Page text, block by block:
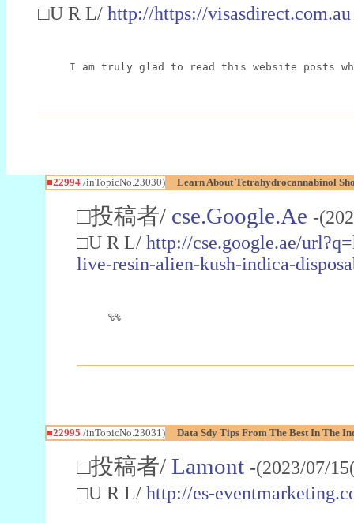
□U R L/ http://https://visasdirect.com.au
I am truly glad to read this website posts
■22994/inTopicNo.23030) Learn About Tetrahydrocannabinol
□投稿者/ cse.Google.Ae -
□U R L/ http://cse.google.ae/
live-resin-alien-kush-indica-
%%
■22995 /inTopicNo.23031) Data Sdy Tips From The Best In The
□投稿者/ Lamont -(2023/07/
□U R L/ http://es-